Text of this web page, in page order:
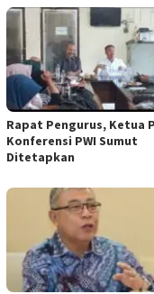
Rapat Pengurus, Ketua
Konferensi PWI Sumut
Ditetapkan